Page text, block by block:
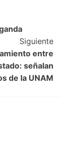
Siguiente
entre
señalan
de la UNAM